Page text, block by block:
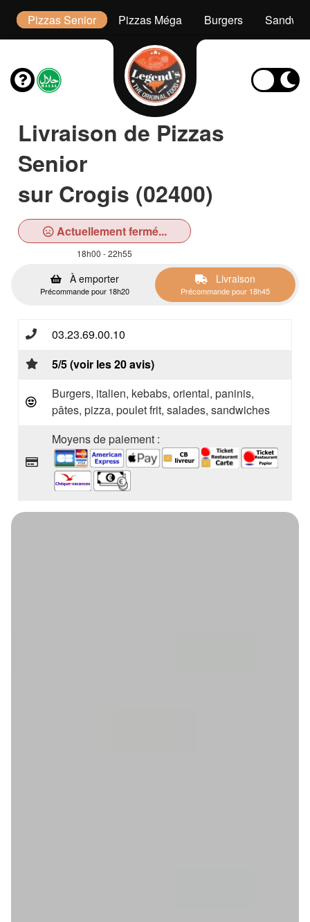
Pizzas Senior Pizzas Méga Burgers
Livraison de Pizzas
Senior
sur Crogis (02400)
Actuellement fermé...
18h00 - 22h55
À emporter
Précommande pour 18h20
Livraison
Précommande pour 18h45
03.23.69.00.10
5/5 (voir les 20 avis)
Burgers, italien, kebabs, oriental, paninis,
pâtes, pizza, poulet frit, salades, sandwiches
Moyens de paiement :